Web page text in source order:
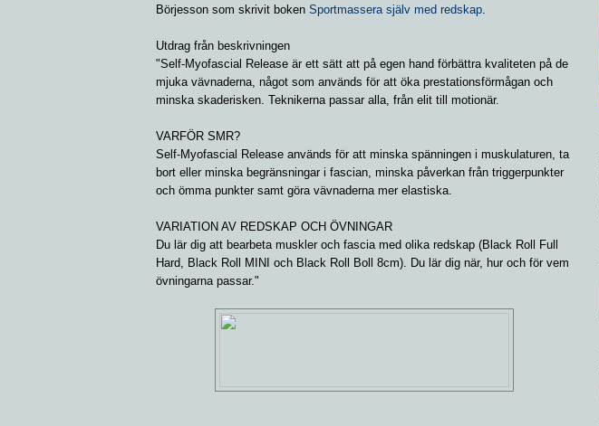
Börjesson som skrivit boken Sportmassera själv med redskap.
Utdrag från beskrivningen
"Self-Myofascial Release är ett sätt att på egen hand förbättra kvaliteten på de
mjuka vävnaderna, något som används för att öka prestationsförmågan och
minska skaderisken. Teknikerna passar alla, från elit till motionär.
VARFÖR SMR?
Self-Myofascial Release används för att minska spänningen i muskulaturen, ta
bort eller minska begränsningar i fascian, minska påverkan från triggerpunkter
och ömma punkter samt göra vävnaderna mer elastiska.
VARIATION AV REDSKAP OCH ÖVNINGAR
Du lär dig att bearbeta muskler och fascia med olika redskap (Black Roll Full
Hard, Black Roll MINI och Black Roll Boll 8cm). Du lär dig när, hur och för vem
övningarna passar."